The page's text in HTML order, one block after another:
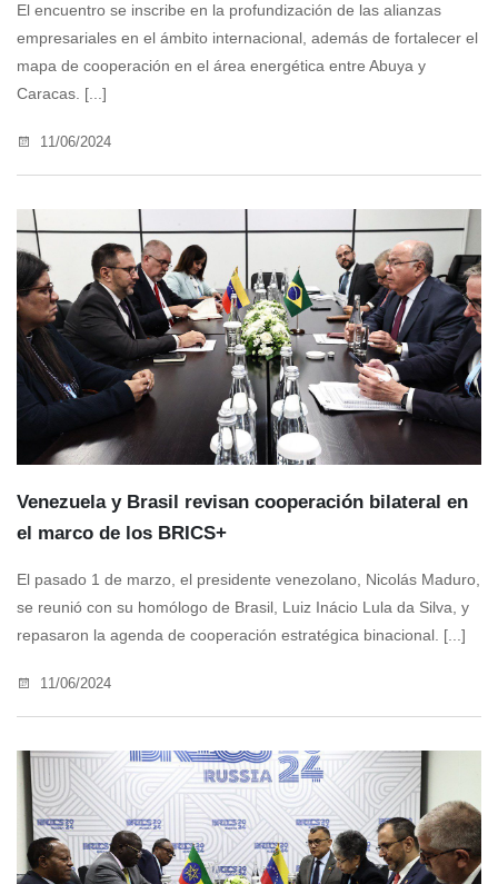
El encuentro se inscribe en la profundización de las alianzas
empresariales en el ámbito internacional, además de fortalecer el
mapa de cooperación en el área energética entre Abuya y
Caracas. [...]
11/06/2024
Venezuela y Brasil revisan cooperación bilateral en
el marco de los BRICS+
El pasado 1 de marzo, el presidente venezolano, Nicolás Maduro,
se reunió con su homólogo de Brasil, Luiz Inácio Lula da Silva, y
repasaron la agenda de cooperación estratégica binacional. [...]
11/06/2024